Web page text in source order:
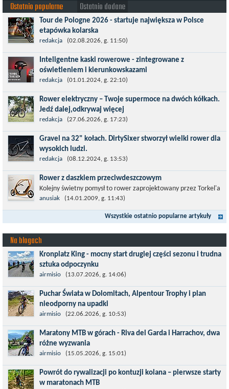
Ostatnio popularne Ostatnio dodane
Tour de Pologne 2026 - startuje największa w Polsce
etapówka kolarska
Tour de Pologne 2026 to jedno z najbardziej prestiżowych
wydarzeń sportowych w Polsce. wyścig zaliczany po raz 22. do
prestiżowego cyklu UCI World...
redakcja (02.08.2026, g. 11:50)
Inteligentne kaski rowerowe - zintegrowane z
oświetleniem i kierunkowskazami
Temat bezpieczeństwa jazdy wchodzi na nowy poziom. Do tej
pory kask było odpowiedzialny przede wszystkim za
bezpieczeństwo rowerzysty, ochronę...
redakcja (01.01.2024, g. 22:10)
Rower elektryczny – Twoje supermoce na dwóch kółkach.
Jedź dalej,odkrywaj więcej
Marzenia o dalekich podróżach bez ogromnego zmęczenia stają
się rzeczywistością dzięki nowoczesnym technologiom ukrytym
w jednośladach....
redakcja (27.06.2026, g. 17:23)
Gravel na 32" kołach. DirtySixer stworzył wielki rower dla
wysokich ludzi.
Wszyscy już zdążyli zapomnieć, jaką rewolucją okazały się
rowery typu 29'er. Z początku wydawało się, że będzie to dobry
kompromis dla...
redakcja (08.12.2024, g. 13:53)
Rower z daszkiem przeciwdeszczowym
Kolejny świetny pomysł to rower zaprojektowany przez Torkel'a
Dohmers'a - idealny na miejskie warunki choćby z tego względu,
że można go używać...
anusiak (14.01.2009, g. 11:43)
Wszystkie ostatnio popularne artykuły
Na blogach
Kronplatz King - mocny start drugiej części sezonu i trudna
sztuka odpoczynku
Kronplatz King, epicki MTB Maraton z metą na 2275 m we
włoskich Alpach – łącznie 3000 metrów przewyższenia na
dystansie 60 km, ze...
airmisio (13.07.2026, g. 14:06)
Puchar Świata w Dolomitach, Alpentour Trophy i plan
nieodporny na upadki
Czerwiec w moim planie oznaczał wejście w najbardziej
wymagający etap i cel pierwszej części sezonu: Puchar Świata w
maratonie MTB w Dolomitach...
airmisio (22.06.2026, g. 10:53)
Maratony MTB w górach - Riva del Garda i Harrachov, dwa
różne wyzwania
Maj to idealny czas, by z płaskich i szybkich wyścigów przejść do
znacznie bardziej ambitnych wyzwań, jakimi są górskie wyścigi
MTB....
airmisio (15.05.2026, g. 15:01)
Powrót do rywalizacji po kontuzji kolana – pierwsze starty
w maratonach MTB